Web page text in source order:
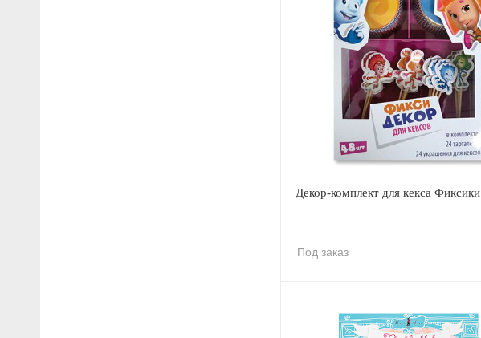
Декор-комплект для кекса Фиксики
Под заказ